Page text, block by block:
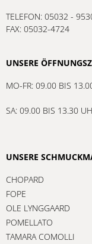
TELEFON: 05032 -
FAX: 05032-4724
UNSERE
MO-FR: 09.00 BIS
SA: 09.00 BIS 13.30
UNSERE
CHOPARD
FOPE
OLE LYNGGAARD
POMELLATO
TAMARA COMOLLI